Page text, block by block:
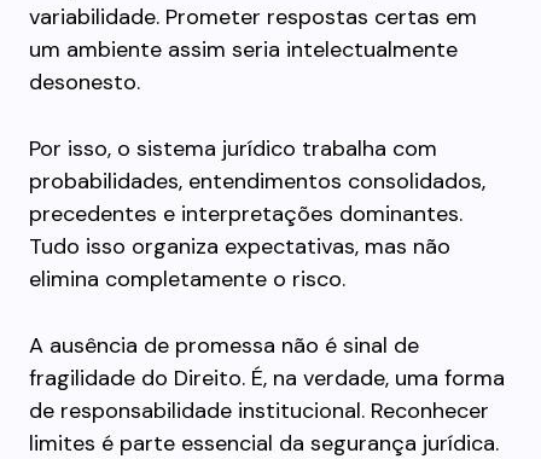
variabilidade. Prometer respostas certas em
um ambiente assim seria intelectualmente
desonesto.
Por isso, o sistema jurídico trabalha com
probabilidades, entendimentos consolidados,
precedentes e interpretações dominantes.
Tudo isso organiza expectativas, mas não
elimina completamente o risco.
A ausência de promessa não é sinal de
fragilidade do Direito. É, na verdade, uma forma
de responsabilidade institucional. Reconhecer
limites é parte essencial da segurança jurídica.